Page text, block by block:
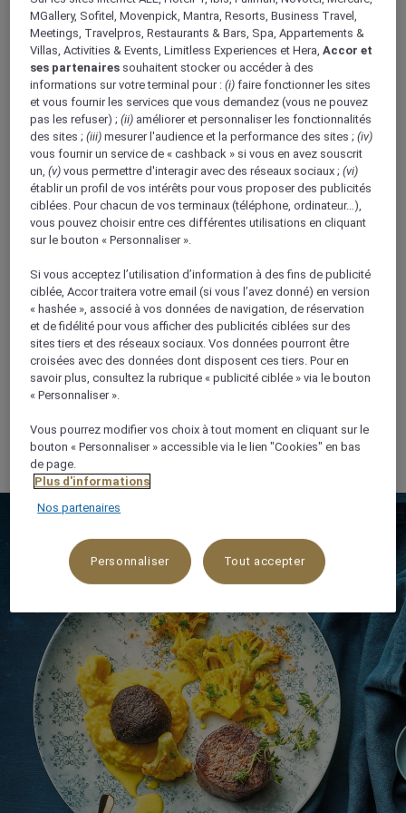
1/20
RESTAURANTS ET BARS
LE LIEU OÙ LA VIE SE
SAVOURE
Nous pensons qu'il est important de pouvoir profiter
de véritables moments de plaisir, c'est pourquoi nous
proposons à nos clients une cuisine savoureuse, des
de Mövenpick, le tout servi avec cœur et générosité.
MGallery, Sofitel, Movenpick, Mantra, Resorts, Business Travel,
Meetings, Travelpros, Restaurants & Bars, Spa, Appartements &
Villas, Activities & Events, Limitless Experiences et Hera,Accor et
ses partenaires souhaitent stocker ou accéder à des
informations sur votre terminal pour :(i) faire fonctionner les sites
et vous fournir les services que vous demandez (vous ne pouvez
pas les refuser) ;(ii) améliorer et personnaliser les fonctionnalités
des sites ;(iii) mesurer l'audience et la performance des sites ;(iv)
vous fournir un service de « cashback » si vous en avez souscrit
un,(v) vous permettre d'interagir avec des réseaux sociaux ;(vi)
établir un profil de vos intérêts pour vous proposer des publicités
ciblées. Pour chacun de vos terminaux (téléphone, ordinateur…),
vous pouvez choisir entre ces différentes utilisations en cliquant
sur le bouton « Personnaliser ».
Si vous acceptez l’utilisation d’information à des fins de publicité
ciblée, Accor traitera votre email (si vous l’avez donné) en version
« hashée », associé à vos données de navigation, de réservation
et de fidélité pour vous afficher des publicités ciblées sur des
sites tiers et des réseaux sociaux. Vos données pourront être
croisées avec des données dont disposent ces tiers. Pour en
savoir plus, consultez la rubrique « publicité ciblée » via le bouton
« Personnaliser ».
Vous pourrez modifier vos choix à tout moment en cliquant sur le
bouton « Personnaliser » accessible via le lien "Cookies" en bas
de page.
Plus d'informations
Nos partenaires
Personnaliser Tout accepter